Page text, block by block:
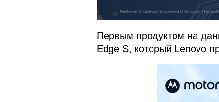
Первым продуктом на
Edge S, который Lenovo